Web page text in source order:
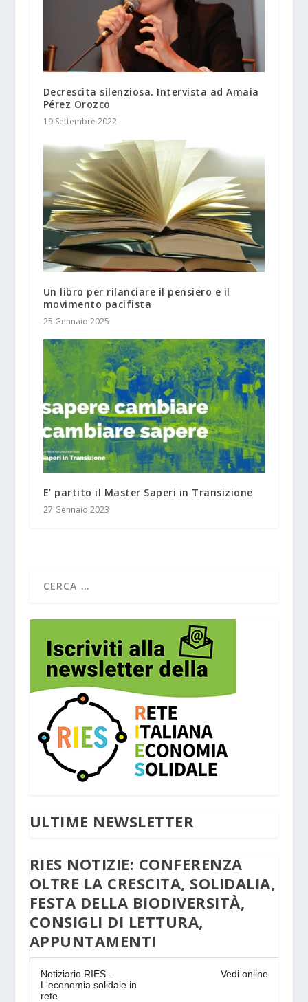
Decrescita silenziosa. Intervista ad Amaia
Pérez Orozco
19 Settembre 2022
Un libro per rilanciare il pensiero e il
movimento pacifista
25 Gennaio 2025
E’ partito il Master Saperi in Transizione
27 Gennaio 2023
ULTIME NEWSLETTER
RIES NOTIZIE: CONFERENZA
OLTRE LA CRESCITA, SOLIDALIA,
FESTA DELLA BIODIVERSITÀ,
CONSIGLI DI LETTURA,
APPUNTAMENTI